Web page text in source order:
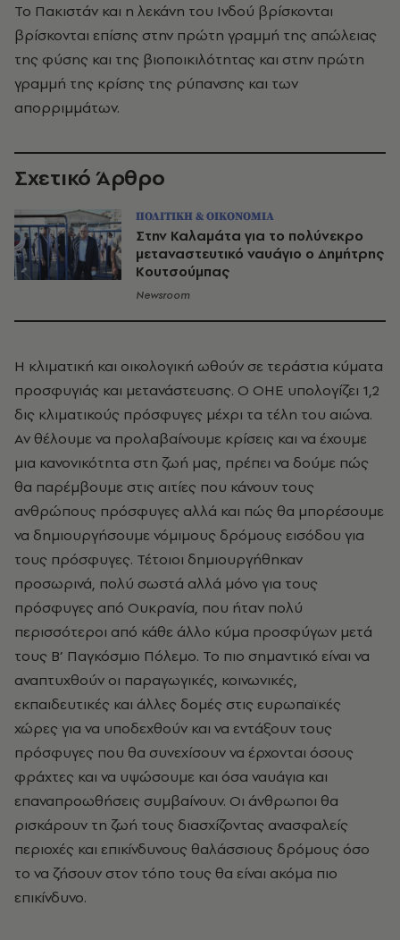
Το Πακιστάν και η λεκάνη του Ινδού βρίσκονται
βρίσκονται επίσης στην πρώτη γραμμή της απώλειας
της φύσης και της βιοποικιλότητας και στην πρώτη
γραμμή της κρίσης της ρύπανσης και των
απορριμμάτων.
Σχετικό Άρθρο
ΠΟΛΙΤΙΚΗ & ΟΙΚΟΝΟΜΙΑ
Στην Καλαμάτα για το πολύνεκρο
μεταναστευτικό ναυάγιο ο Δημήτρης
Κουτσούμπας
Newsroom
Η κλιματική και οικολογική ωθούν σε τεράστια κύματα
προσφυγιάς και μετανάστευσης. Ο ΟΗΕ υπολογίζει 1,2
δις κλιματικούς πρόσφυγες μέχρι τα τέλη του αιώνα.
Αν θέλουμε να προλαβαίνουμε κρίσεις και να έχουμε
μια κανονικότητα στη ζωή μας, πρέπει να δούμε πώς
θα παρέμβουμε στις αιτίες που κάνουν τους
ανθρώπους πρόσφυγες αλλά και πώς θα μπορέσουμε
να δημιουργήσουμε νόμιμους δρόμους εισόδου για
τους πρόσφυγες. Τέτοιοι δημιουργήθηκαν
προσωρινά, πολύ σωστά αλλά μόνο για τους
πρόσφυγες από Ουκρανία, που ήταν πολύ
περισσότεροι από κάθε άλλο κύμα προσφύγων μετά
τους Β’ Παγκόσμιο Πόλεμο. Το πιο σημαντικό είναι να
αναπτυχθούν οι παραγωγικές, κοινωνικές,
εκπαιδευτικές και άλλες δομές στις ευρωπαϊκές
χώρες για να υποδεχθούν και να εντάξουν τους
πρόσφυγες που θα συνεχίσουν να έρχονται όσους
φράχτες και να υψώσουμε και όσα ναυάγια και
επαναπροωθήσεις συμβαίνουν. Οι άνθρωποι θα
ρισκάρουν τη ζωή τους διασχίζοντας ανασφαλείς
περιοχές και επικίνδυνους θαλάσσιους δρόμους όσο
το να ζήσουν στον τόπο τους θα είναι ακόμα πιο
επικίνδυνο.